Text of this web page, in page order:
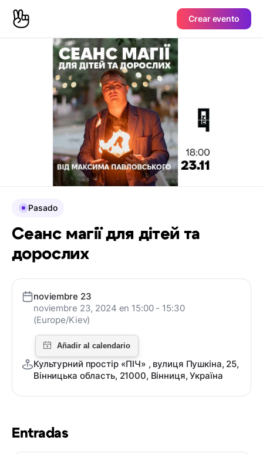
Crear evento
Entradas
Pasado
Сеанс магії для дітей та
дорослих
noviembre 23
noviembre 23, 2024 en 15:00 - 15:30
(Europe/Kiev)
Культурний простір «ПІЧ» , вулиця Пушкіна, 25,
Вінницька область, 21000, Вінниця, Україна